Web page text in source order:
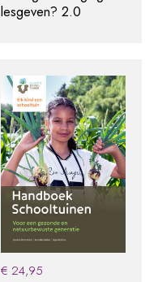
lesgeven? 2.0
€ 24,95